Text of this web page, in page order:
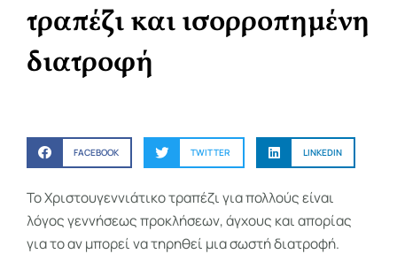
τραπέζι και ισορροπημένη
διατροφή
FACEBOOK TWITTER LINKEDIN
To Χριστουγεννιάτικο τραπέζι για πολλούς είναι
λόγος γεννήσεως προκλήσεων, άγχους και απορίας
για το αν μπορεί να τηρηθεί μια σωστή διατροφή.